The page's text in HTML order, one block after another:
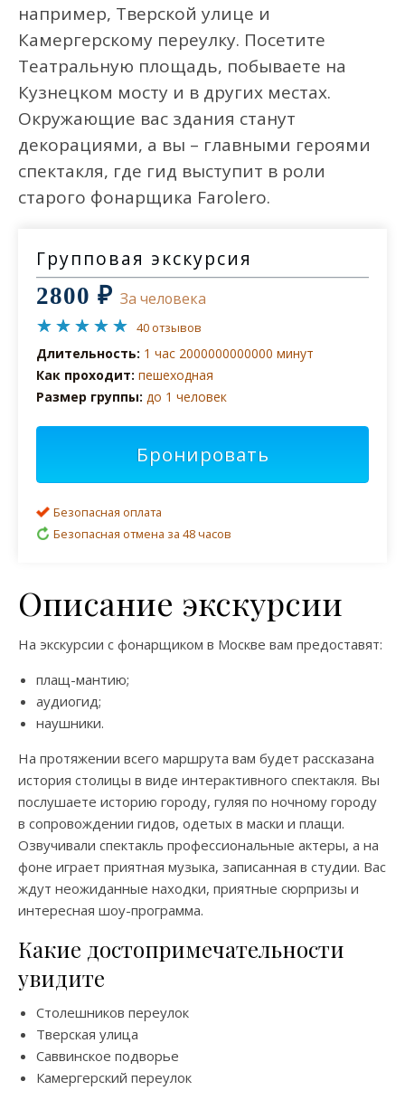
например, Тверской улице и
Камергерскому переулку. Посетите
Театральную площадь, побываете на
Кузнецком мосту и в других местах.
Окружающие вас здания станут
декорациями, а вы – главными героями
спектакля, где гид выступит в роли
старого фонарщика Farolero.
Групповая экскурсия
2800 ₽ За человека
40 отзывов
Длительность: 1 час 2000000000000 минут
Как проходит: пешеходная
Размер группы: до 1 человек
Бронировать
Безопасная оплата
Безопасная отмена за 48 часов
Описание экскурсии
На экскурсии с фонарщиком в Москве вам предоставят:
плащ-мантию;
аудиогид;
наушники.
На протяжении всего маршрута вам будет рассказана
история столицы в виде интерактивного спектакля. Вы
послушаете историю городу, гуляя по ночному городу
в сопровождении гидов, одетых в маски и плащи.
Озвучивали спектакль профессиональные актеры, а на
фоне играет приятная музыка, записанная в студии. Вас
ждут неожиданные находки, приятные сюрпризы и
интересная шоу-программа.
Какие достопримечательности
увидите
Столешников переулок
Тверская улица
Саввинское подворье
Камергерский переулок